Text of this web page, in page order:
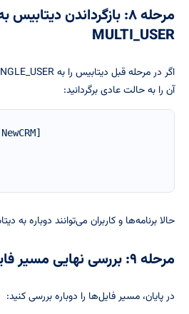
مرحله ۸: بازگرداندن
MULTI_USER
آن را به حالت عادی برگردانید:
حالا برنامه‌ها و کاربران می‌توانند دوباره به
مرحله ۹: بررسی نهایی مسیر فایل‌ها
در پایان، مسیر فایل‌ها را دوباره بررسی کنید: